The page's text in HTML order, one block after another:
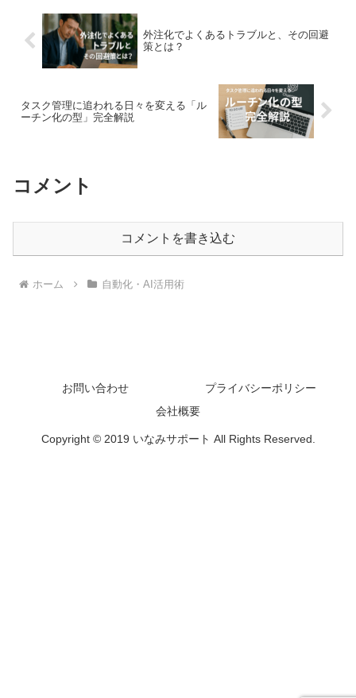
外注化でよくあるトラブルと、その回避
策とは？
タスク管理に追われる日々を変える「ル
ーチン化の型」完全解説
コメント
コメントを書き込む
ホーム 自動化・AI活用術
お問い合わせ
プライバシーポリシー
会社概要
Copyright © 2019 いなみサポート All Rights Reserved.